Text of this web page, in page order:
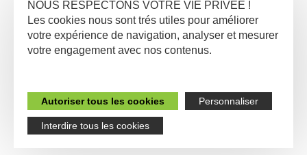
NOUS RESPECTONS VOTRE VIE PRIVÉE !
Les cookies nous sont trés utiles pour améliorer
votre expérience de navigation, analyser et mesurer
votre engagement avec nos contenus.
Autoriser tous les cookies Personnaliser
Interdire tous les cookies